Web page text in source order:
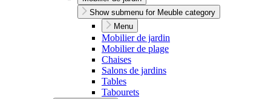
Show submenu for Meuble category
Menu
Mobilier de jardin
Mobilier de plage
Chaises
Salons de jardins
Tables
Tabourets